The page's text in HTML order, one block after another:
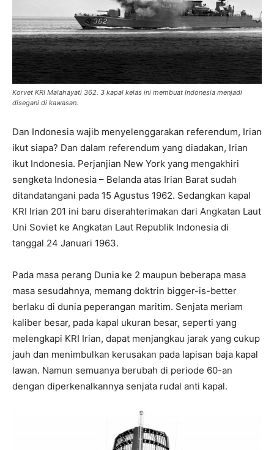
Korvet KRI Malahayati 362. 3 kapal kelas ini membuat Indonesia menjadi
disegani di kawasan.
Dan Indonesia wajib menyelenggarakan referendum, Irian
ikut siapa? Dan dalam referendum yang diadakan, Irian
ikut Indonesia. Perjanjian New York yang mengakhiri
sengketa Indonesia – Belanda atas Irian Barat sudah
ditandatangani pada 15 Agustus 1962. Sedangkan kapal
KRI Irian 201 ini baru diserahterimakan dari Angkatan Laut
Uni Soviet ke Angkatan Laut Republik Indonesia di
tanggal 24 Januari 1963.
Pada masa perang Dunia ke 2 maupun beberapa masa
masa sesudahnya, memang doktrin bigger-is-better
berlaku di dunia peperangan maritim. Senjata meriam
kaliber besar, pada kapal ukuran besar, seperti yang
melengkapi KRI Irian, dapat menjangkau jarak yang cukup
jauh dan menimbulkan kerusakan pada lapisan baja kapal
lawan. Namun semuanya berubah di periode 60-an
dengan diperkenalkannya senjata rudal anti kapal.